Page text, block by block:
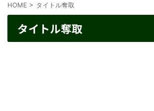
HOME > タイトル奪取
タイトル奪取